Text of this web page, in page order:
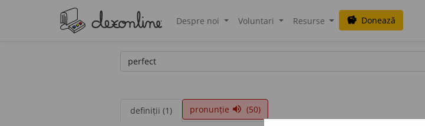
Despre noi Voluntari Resurse savings Donează
definiții (1) pronunție volume_up (50)